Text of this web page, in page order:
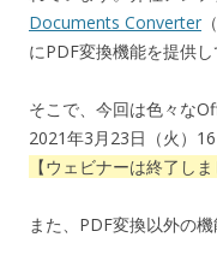
Documents Converter
にPDF変換機能を提供し
そこで、今回は色々な
2021年3月23日（火）
【ウェビナーは終了しま
また、PDF変換以外の